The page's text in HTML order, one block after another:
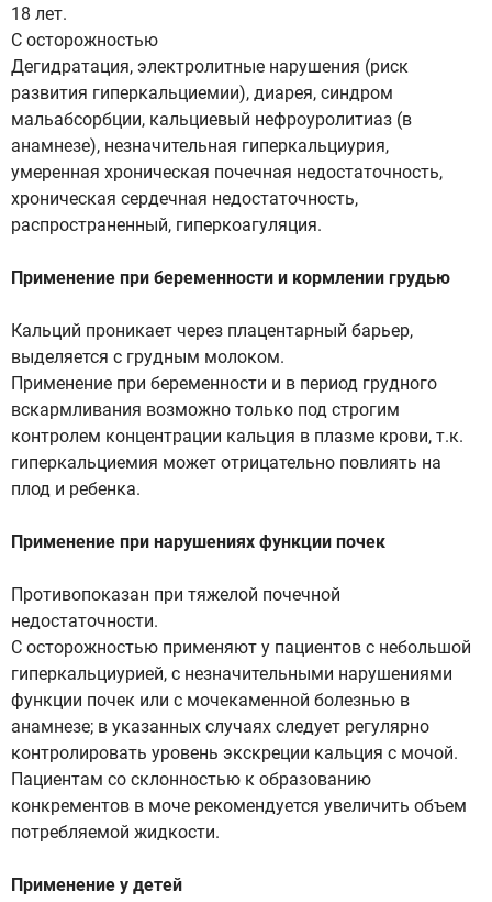
18 лет.
С осторожностью
Дегидратация, электролитные нарушения (риск
развития гиперкальциемии), диарея, синдром
мальабсорбции, кальциевый нефроуролитиаз (в
анамнезе), незначительная гиперкальциурия,
умеренная хроническая почечная недостаточность,
хроническая сердечная недостаточность,
распространенный, гиперкоагуляция.
Применение при беременности и кормлении грудью
Кальций проникает через плацентарный барьер,
выделяется с грудным молоком.
Применение при беременности и в период грудного
вскармливания возможно только под строгим
контролем концентрации кальция в плазме крови, т.к.
гиперкальциемия может отрицательно повлиять на
плод и ребенка.
Применение при нарушениях функции почек
Противопоказан при тяжелой почечной
недостаточности.
С осторожностью применяют у пациентов с небольшой
гиперкальциурией, с незначительными нарушениями
функции почек или с мочекаменной болезнью в
анамнезе; в указанных случаях следует регулярно
контролировать уровень экскреции кальция с мочой.
Пациентам со склонностью к образованию
конкрементов в моче рекомендуется увеличить объем
потребляемой жидкости.
Применение у детей